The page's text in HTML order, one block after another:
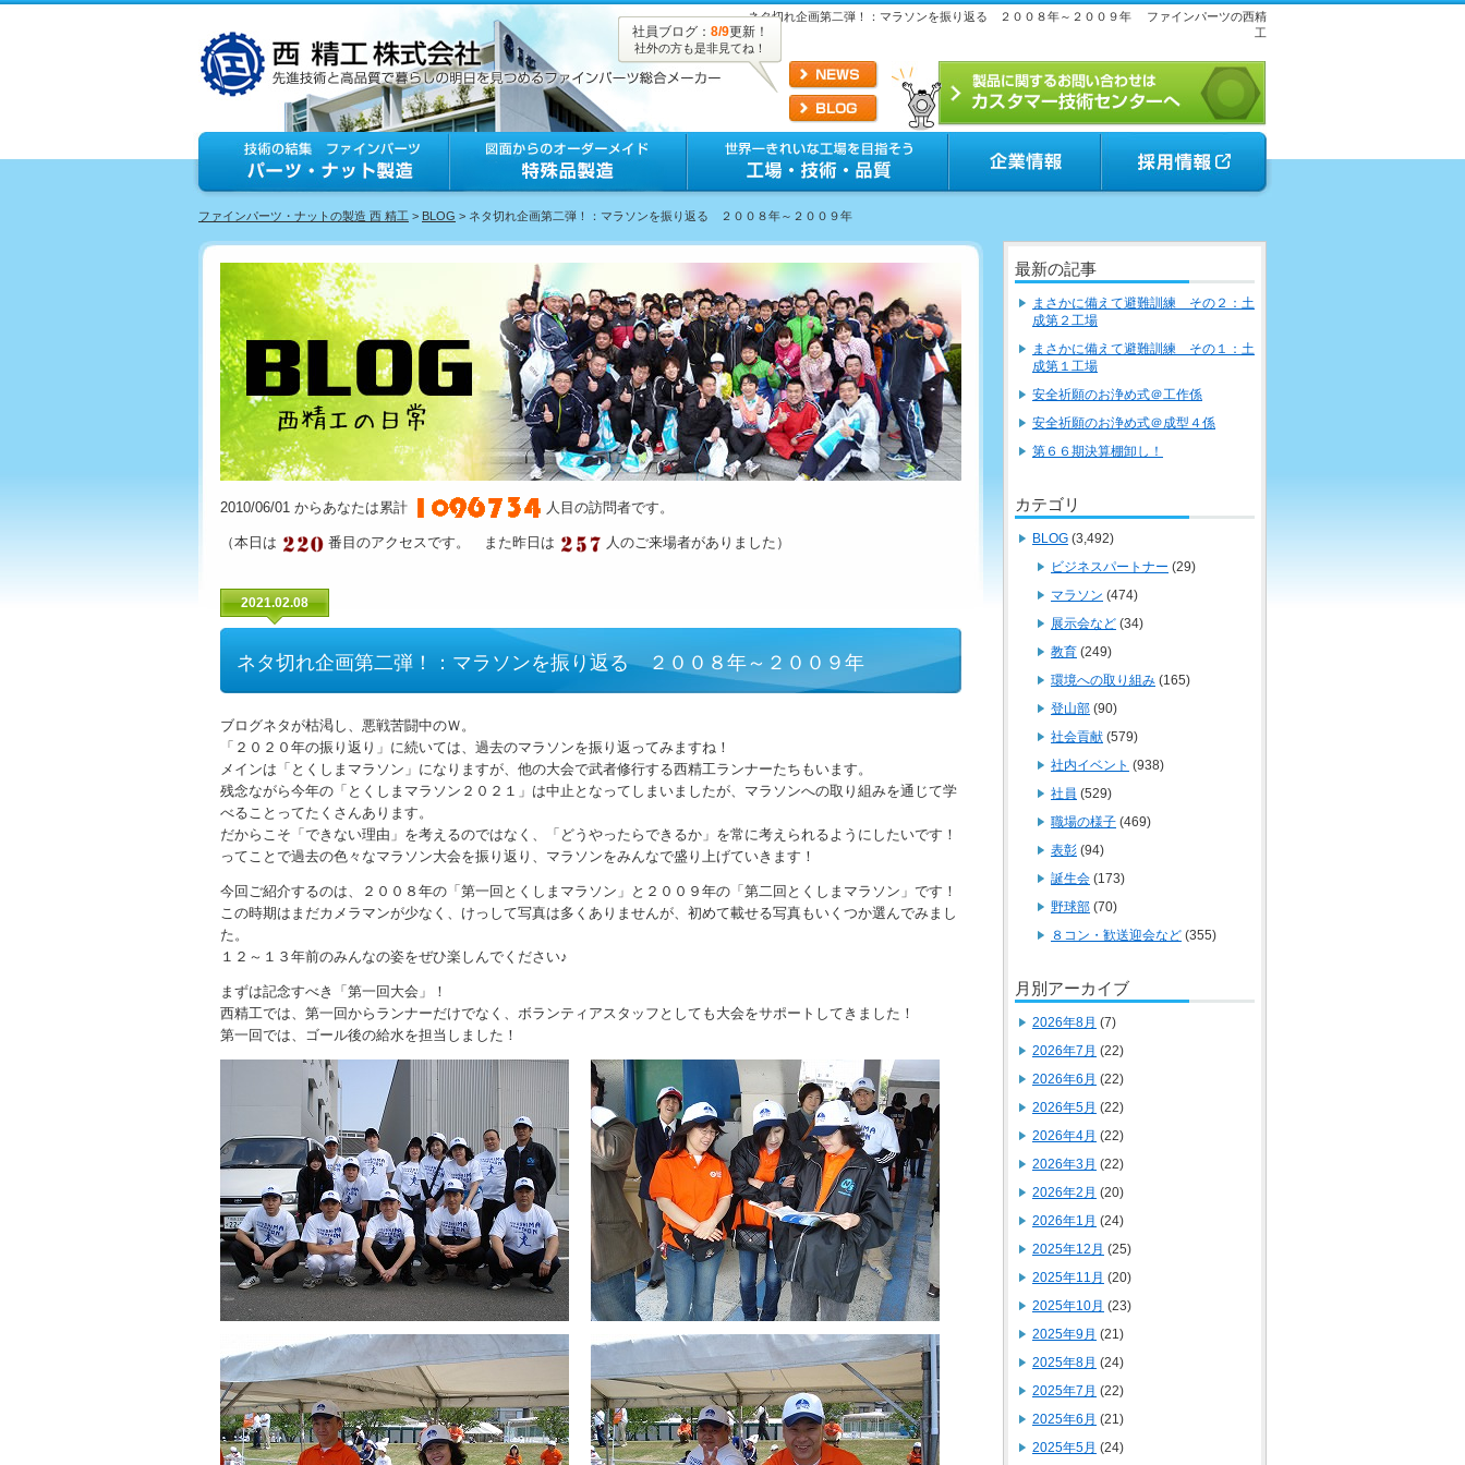
ネタ切れ企画第二弾！：マラソンを振り返る ２００８年～２００９年
ファインパーツの西精
工
社員ブログ： 8/9更新！
社外の方も是非見てね！
ファインパーツ・ナットの製造 西 精工 > BLOG > ネタ切れ企画第二弾！：マラソンを振り返る ２００８年～２００９年
2010/06/01 からあなたは累計 人目の訪問者です。
（本日は 番目のアクセスです。 また昨日は 人のご来場者がありました）
2021.02.08
ネタ切れ企画第二弾！：マラソンを振り返る ２００８年～２００９年
ブログネタが枯渇し、悪戦苦闘中のＷ。
「２０２０年の振り返り」に続いては、過去のマラソンを振り返ってみますね！
メインは「とくしまマラソン」になりますが、他の大会で武者修行する西精工ランナーたちもいます。
残念ながら今年の「とくしまマラソン２０２１」は中止となってしまいましたが、マラソンへの取り組みを通じて学
べることってたくさんあります。
だからこそ「できない理由」を考えるのではなく、「どうやったらできるか」を常に考えられるようにしたいです！
ってことで過去の色々なマラソン大会を振り返り、マラソンをみんなで盛り上げていきます！
今回ご紹介するのは、２００８年の「第一回とくしまマラソン」と２００９年の「第二回とくしまマラソン」です！
この時期はまだカメラマンが少なく、けっして写真は多くありませんが、初めて載せる写真もいくつか選んでみまし
た。
１２～１３年前のみんなの姿をぜひ楽しんでください♪
まずは記念すべき「第一回大会」！
西精工では、第一回からランナーだけでなく、ボランティアスタッフとしても大会をサポートしてきました！
第一回では、ゴール後の給水を担当しました！
最新の記事
まさかに備えて避難訓練 その２：土
成第２工場
まさかに備えて避難訓練 その１：土
成第１工場
安全祈願のお浄め式＠工作係
安全祈願のお浄め式＠成型４係
第６６期決算棚卸し！
カテゴリ
BLOG (3,492)
ビジネスパートナー (29)
マラソン (474)
展示会など (34)
教育 (249)
環境への取り組み (165)
登山部 (90)
社会貢献 (579)
社内イベント (938)
社員 (529)
職場の様子 (469)
表彰 (94)
誕生会 (173)
野球部 (70)
８コン・歓送迎会など (355)
月別アーカイブ
2026年8月 (7)
2026年7月 (22)
2026年6月 (22)
2026年5月 (22)
2026年4月 (22)
2026年3月 (22)
2026年2月 (20)
2026年1月 (24)
2025年12月 (25)
2025年11月 (20)
2025年10月 (23)
2025年9月 (21)
2025年8月 (24)
2025年7月 (22)
2025年6月 (21)
2025年5月 (24)